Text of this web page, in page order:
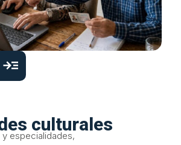
read_more
culturales
y especialidades,